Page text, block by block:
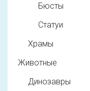
Бюсты
Статуи
Храмы
Животные
Динозавры